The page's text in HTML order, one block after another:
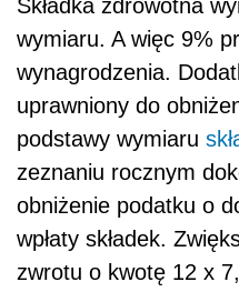
Składka zdrowotna
wymiaru. A więc 9%
wynagrodzenia.
uprawniony do
podstawy wymiaru
zeznaniu rocznym
obniżenie podatku o
wpłaty składek.
zwrotu o kwotę 12 x